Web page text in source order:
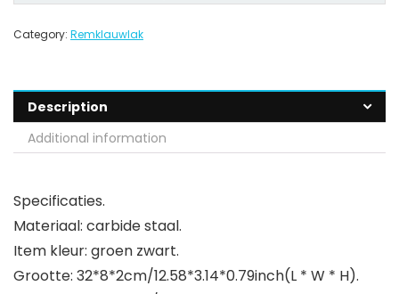
Category: Remklauwlak
Description
Additional information
Specificaties.
Materiaal: carbide staal.
Item kleur: groen zwart.
Grootte: 32*8*2cm/12.58*3.14*0.79inch(L * W * H).